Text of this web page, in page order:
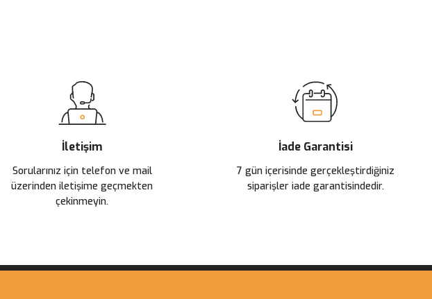
İletişim
Sorularınız için telefon ve mail
üzerinden iletişime geçmekten
çekinmeyin.
İade Garantisi
7 gün içerisinde gerçekleştirdiğiniz
siparişler iade garantisindedir.